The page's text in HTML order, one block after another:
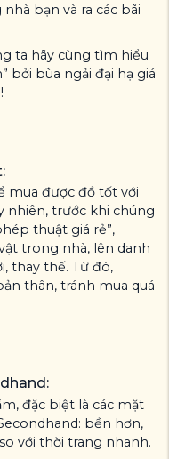
bạn và ra các bãi
ta hãy cùng tìm hiểu
bởi bùa ngải đại hạ giá
mua được đồ tốt với
nhiên, trước khi chúng
thuật giá rẻ”,
trong nhà, lên danh
thay thế. Từ đó,
thân, tránh mua quá
đặc biệt là các mặt
bền hơn,
với thời trang nhanh.